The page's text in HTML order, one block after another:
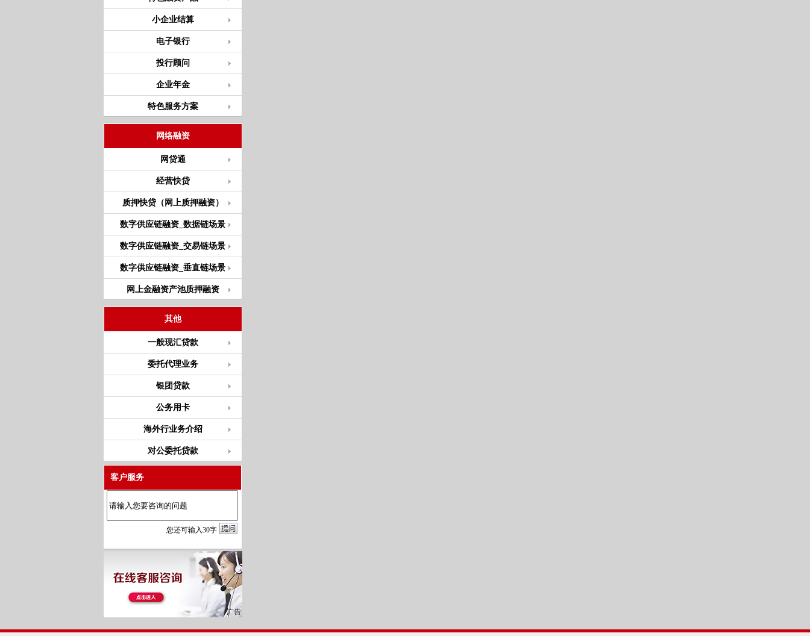
小企业结算
电子银行
投行顾问
企业年金
特色服务方案
网络融资
网贷通
经营快贷
质押快贷（网上质押融资）
数字供应链融资_数据链场景
数字供应链融资_交易链场景
数字供应链融资_垂直链场景
网上金融资产池质押融资
其他
一般现汇贷款
委托代理业务
银团贷款
公务用卡
海外行业务介绍
对公委托贷款
客户服务
您还可输入30字